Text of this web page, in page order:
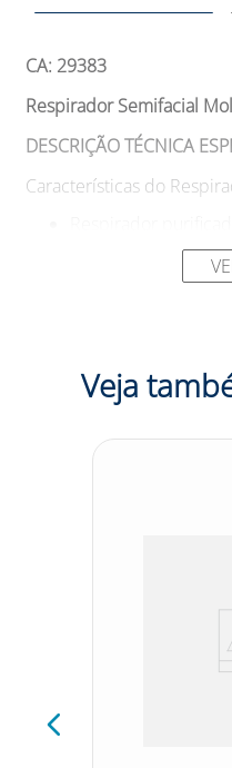
CA: 29383
Respirador Semifacial
DESCRIÇÃO TÉCNICA
Características do
reutilizável, em
pertencente à
Fabricado em
Contém duas
interior da peça
Possui apoio de
encaixe perfeito e
em duas posições:
O encaixe tipo
máscara de solda,
adicional durante
Aplicações do
Veja